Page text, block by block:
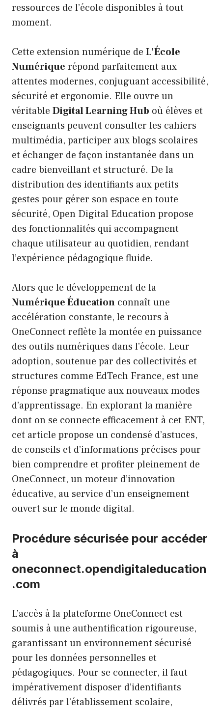
ressources de l’école disponibles à tout
moment.
Cette extension numérique de L’École
Numérique répond parfaitement aux
attentes modernes, conjuguant accessibilité,
sécurité et ergonomie. Elle ouvre un
véritable Digital Learning Hub où élèves et
enseignants peuvent consulter les cahiers
multimédia, participer aux blogs scolaires
et échanger de façon instantanée dans un
cadre bienveillant et structuré. De la
distribution des identifiants aux petits
gestes pour gérer son espace en toute
sécurité, Open Digital Education propose
des fonctionnalités qui accompagnent
chaque utilisateur au quotidien, rendant
l’expérience pédagogique fluide.
Alors que le développement de la
Numérique Éducation connaît une
accélération constante, le recours à
OneConnect reflète la montée en puissance
des outils numériques dans l’école. Leur
adoption, soutenue par des collectivités et
structures comme EdTech France, est une
réponse pragmatique aux nouveaux modes
d’apprentissage. En explorant la manière
dont on se connecte efficacement à cet ENT,
cet article propose un condensé d’astuces,
de conseils et d’informations précises pour
bien comprendre et profiter pleinement de
OneConnect, un moteur d’innovation
éducative, au service d’un enseignement
ouvert sur le monde digital.
Procédure sécurisée pour accéder
à
oneconnect.opendigitaleducation
.com
L’accès à la plateforme OneConnect est
soumis à une authentification rigoureuse,
garantissant un environnement sécurisé
pour les données personnelles et
pédagogiques. Pour se connecter, il faut
impérativement disposer d’identifiants
délivrés par l’établissement scolaire,